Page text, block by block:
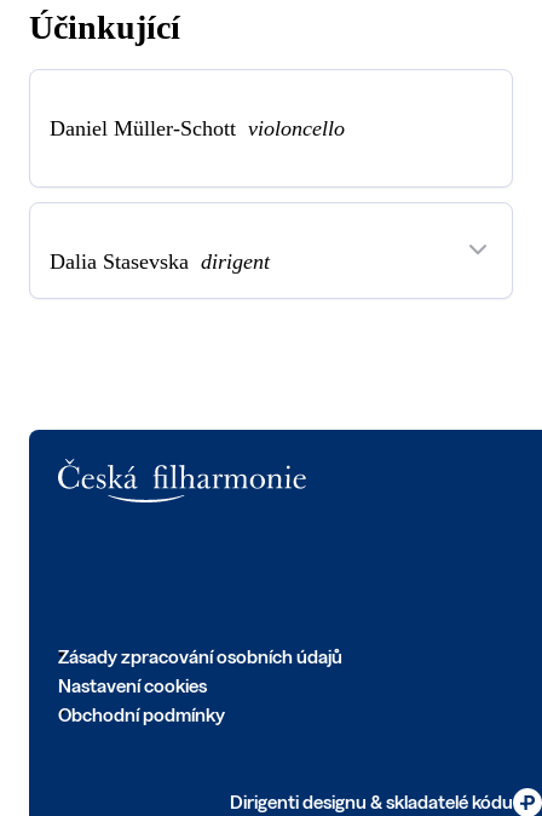
Účinkující
Daniel Müller-Schott violoncello
Dalia Stasevska dirigent
Zásady zpracování osobních údajů
Nastavení cookies
Obchodní podmínky
Dirigenti designu & skladatelé kódu